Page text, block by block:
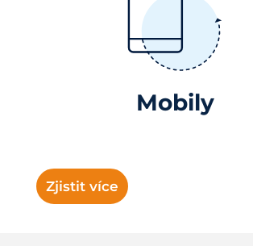
Mobily
Zjistit více